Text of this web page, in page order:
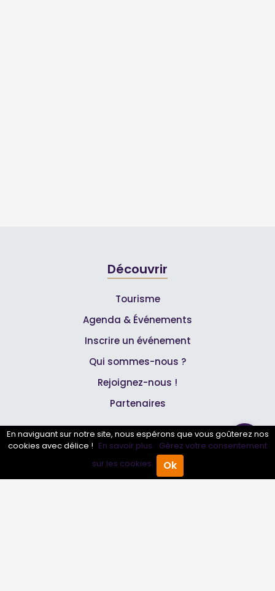
Annuaire Pro Agenda
Découvrir
Tourisme
Agenda & Événements
Inscrire un événement
Qui sommes-nous ?
Rejoignez-nous !
Partenaires
Professionnels
Annuaire pro
En naviguant sur notre site, nous espérons que vous goûterez nos
cookies avec délice ! En savoir plus. Gérez votre consentement
sur les cookies.
Ok